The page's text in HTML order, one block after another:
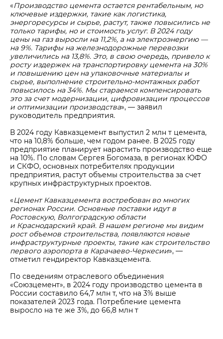
«Производство цемента остается рентабельным, но
ключевые издержки, такие как логистика,
энергоресурсы и сырье, растут, также повысились не
только тарифы, но и стоимость услуг. В 2024 году
цены на газ выросли на 11,2%, а на электроэнергию —
на 9%. Тарифы на железнодорожные перевозки
увеличились на 13,8%. Это, в свою очередь, привело к
росту издержек на транспортировку цемента на 30%
и повышению цен на упаковочные материалы и
сырье, выполнение строительно-монтажных работ
повысилось на 34%. Мы стараемся компенсировать
это за счет модернизации, цифровизации процессов
и оптимизации производства», — заявил
руководитель предприятия.
В 2024 году Кавказцемент выпустил 2 млн т цемента,
что на 10,8% больше, чем годом ранее. В 2025 году
предприятие планирует нарастить производство еще
на 10%. По словам Сергея Богомаза, в регионах ЮФО
и СКФО, основных потребителях продукции
предприятия, растут объемы строительства за счет
крупных инфраструктурных проектов.
«Цемент Кавказцемента востребован во многих
регионах России. Основные поставки идут в
Ростовскую, Волгоградскую области
и Краснодарский край. В нашем регионе мы видим
рост объемов строительства, появляются новые
инфраструктурные проекты, такие как строительство
первого аэропорта в Карачаево-Черкесии», —
отметил гендиректор Кавказцемента.
По сведениям отраслевого объединения
«Союзцемент», в 2024 году производство цемента в
России составило 64,7 млн т, что на 3% выше
показателей 2023 года. Потребление цемента
выросло на те же 3%, до 66,8 млн т